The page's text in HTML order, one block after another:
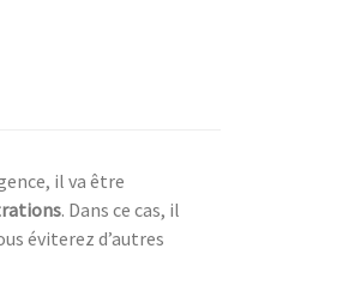
il va être
. Dans ce cas, il
éviterez d’autres